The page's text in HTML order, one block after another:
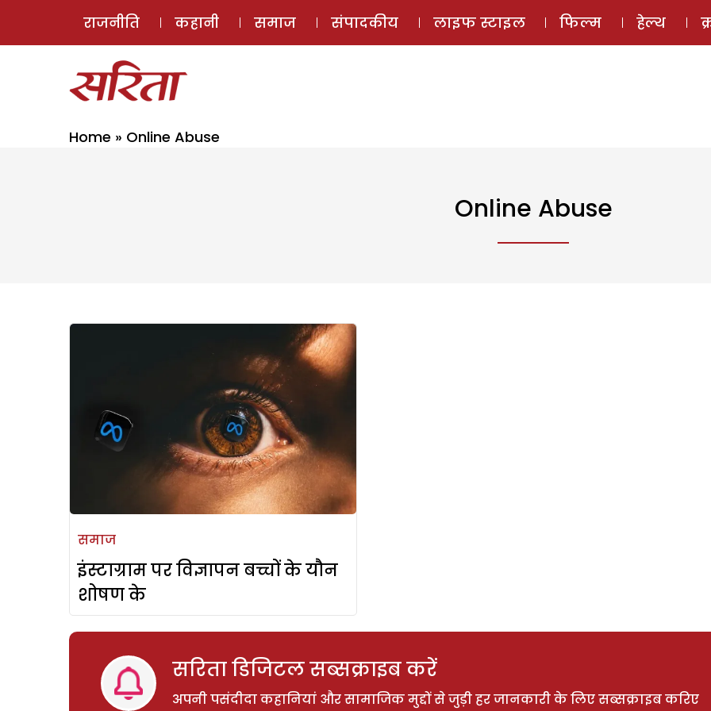
ई-मैगज़ीन
राजनीति कहानी समाज संपादकीय लाइफ स्टाइल फिल्म हेल्थ
Home » Online Abuse
Online Abuse
समाज
इंस्टाग्राम पर विज्ञापन बच्चों के यौन
शोषण के
सरिता डिजिटल सब्सक्राइब करें
अपनी पसंदीदा कहानियां और सामाजिक मुद्दों से जुड़ी हर जानकारी के लिए सब्सक्राइब करिए